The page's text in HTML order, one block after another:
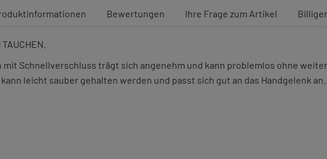
Bewertungen Ihre Frage zum Artikel
mit Schnellverschluss trägt sich angenehm und kann problemlos ohne
leicht sauber gehalten werden und passt sich gut an das Handgelenk an.